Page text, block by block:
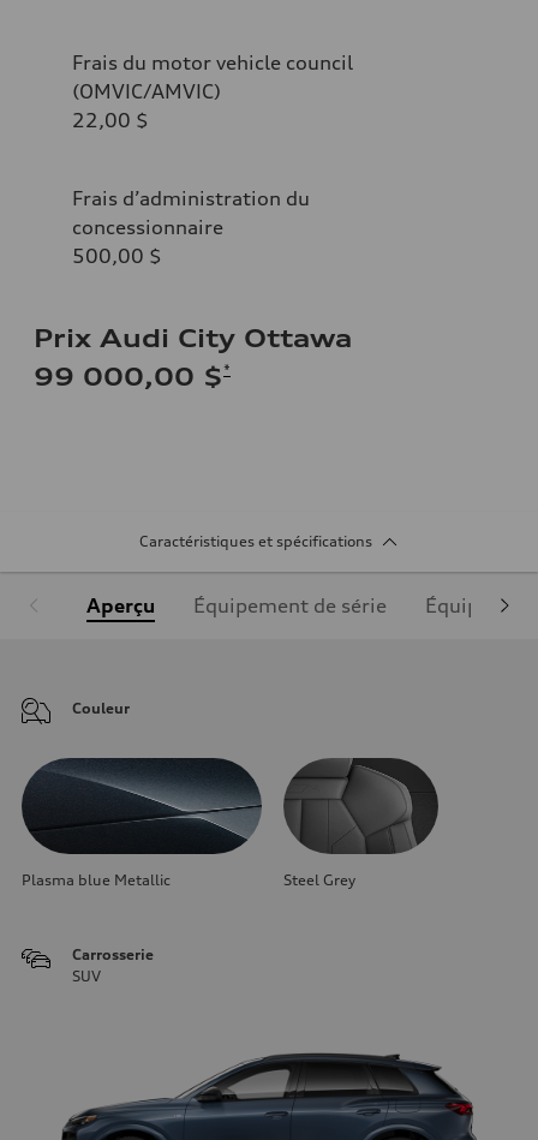
Frais du motor vehicle council
(OMVIC/AMVIC)
22,00 $
Frais d’administration du
concessionnaire
500,00 $
Prix Audi City Ottawa
99 000,00 $*
Caractéristiques et spécifications
Aperçu Équipement de série
Couleur
Plasma blue Metallic Steel Grey
Carrosserie
SUV